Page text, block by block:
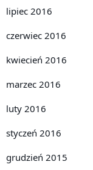
lipiec 2016
czerwiec 2016
kwiecień 2016
marzec 2016
luty 2016
styczeń 2016
grudzień 2015